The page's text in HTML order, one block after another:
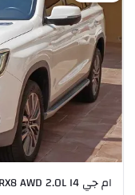
ام جي RX8 AWD 2.0L I4